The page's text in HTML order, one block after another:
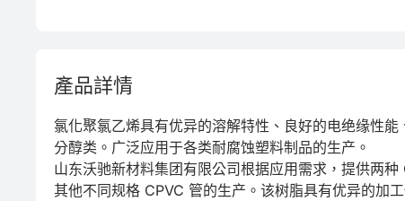
產品詳情
氯化聚氯乙烯具有优异的溶解特性、良好的电绝缘性
分醇类。广泛应用于各类耐腐蚀塑料制品的生产。
山东沃驰新材料集团有限公司根据应用需求，提供两
其他不同规格 CPVC 管的生产。该树脂具有优异的加